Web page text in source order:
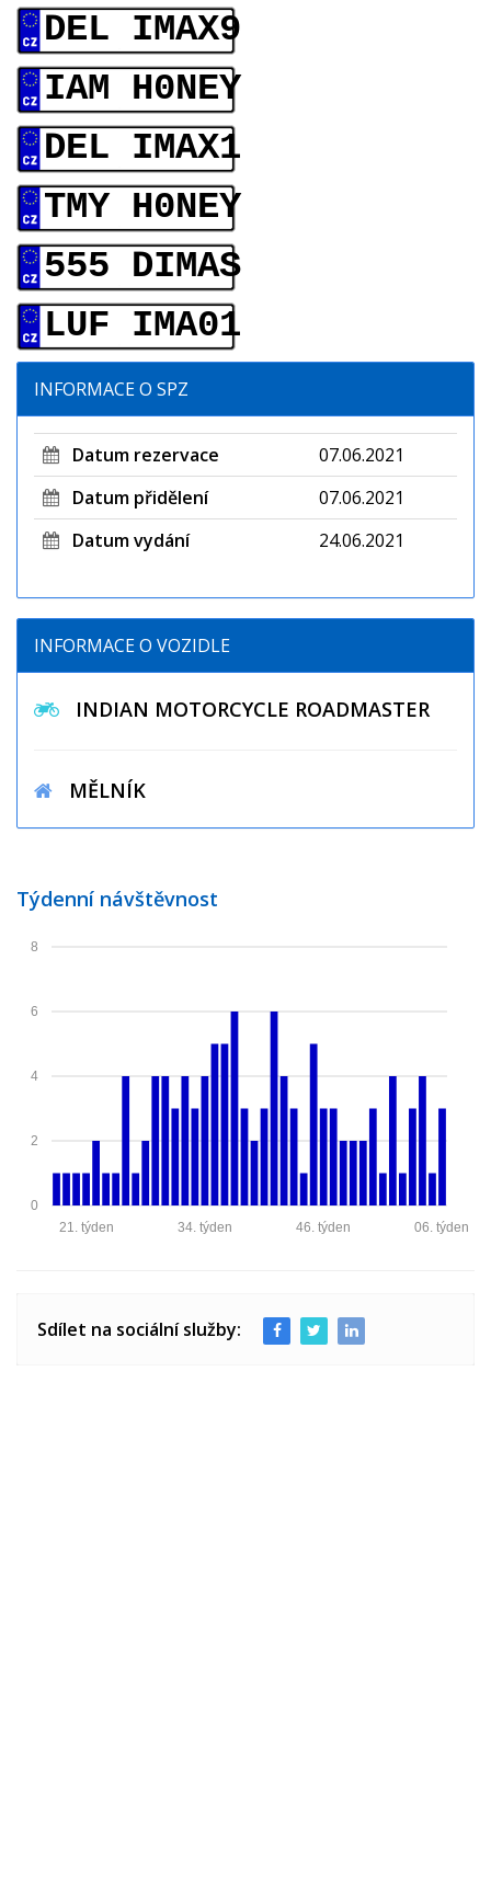
DEL IMAX9
IAM H0NEY
DEL IMAX1
TMY H0NEY
555 DIMAS
LUF IMA01
INFORMACE O SPZ
Datum rezervace
07.06.2021
Datum přidělení
07.06.2021
Datum vydání
24.06.2021
INFORMACE O VOZIDLE
INDIAN MOTORCYCLE ROADMASTER
MĚLNÍK
Týdenní návštěvnost
0
2
4
6
8
06. týden
46. týden
34. týden
21. týden
Sdílet na sociální služby: